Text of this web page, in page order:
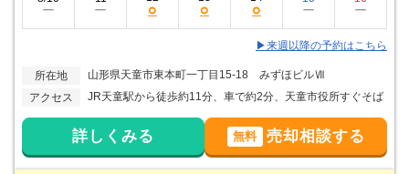
ー ー ○ ○ ○ ー ー
▶来週以降の予約はこちら
所在地
山形県天童市東本町一丁目15-18 みずほビルⅦ
アクセス
JR天童駅から徒歩約11分、車で約2分、天童市役所すぐそば
詳しくみる 無料 売却相談する